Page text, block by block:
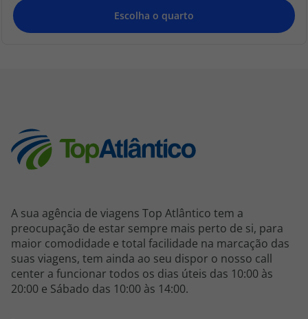
A sua agência de viagens Top Atlântico tem a
preocupação de estar sempre mais perto de si, para
maior comodidade e total facilidade na marcação das
suas viagens, tem ainda ao seu dispor o nosso call
center a funcionar todos os dias úteis das 10:00 às
20:00 e Sábado das 10:00 às 14:00.